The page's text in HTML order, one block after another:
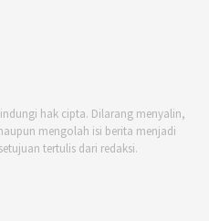
hak cipta. Dilarang menyalin,
mengolah isi berita menjadi
tertulis dari redaksi.